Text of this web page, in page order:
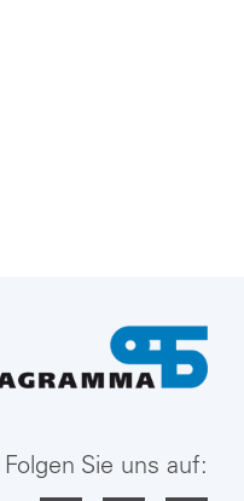
Folgen Sie uns auf: